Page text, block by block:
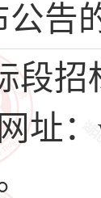
公告
招
址